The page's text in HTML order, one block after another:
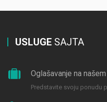
USLUGE SAJTA
Oglašavanje na
Predstavite svoju ponudu